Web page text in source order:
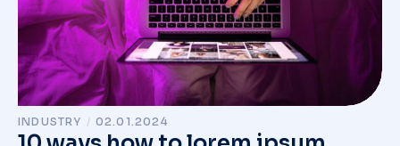
INDUSTRY / 02.01.2024